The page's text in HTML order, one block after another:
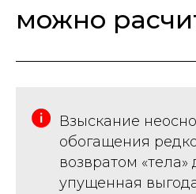
можно
Взыскание
обогащения
возвратом
упущенная